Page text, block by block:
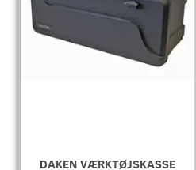
DAKEN VÆRKTØJSKASSE